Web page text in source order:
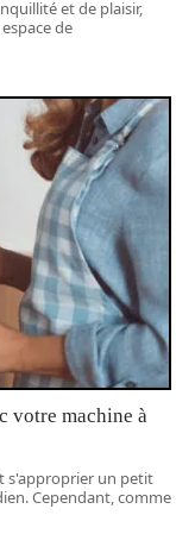
et de plaisir,
de
votre machine à
s'approprier un petit
Cependant, comme